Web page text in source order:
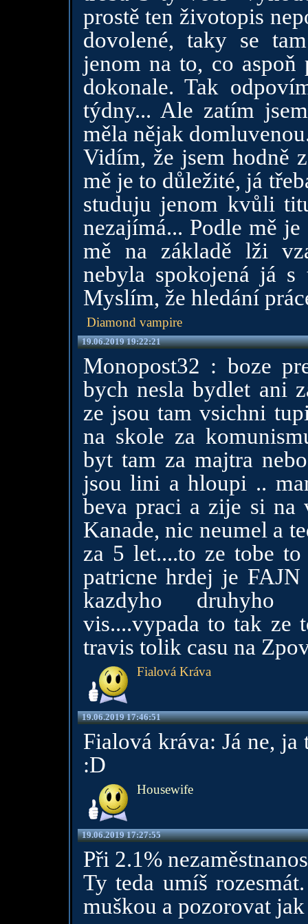
prostě ten životopis
dovolené, taky se
jenom na to, co aspoň
dokonale. Tak
týdny... Ale zatím
měla nějak
Vidím, že jsem hodně
mě je to důležité, já
studuju jenom kvůli
nezajímá... Podle mě
mě na základě lži
nebyla spokojená já
Myslím, že hledání
Diamond vampire
19.06.2019 19:22:21
Monopost32 : boze
bych nesla bydlet ani
ze jsou tam vsichni
na skole za
byt tam za majtra
jsou lini a hloupi ..
beva praci a zije si na
Kanade, nic neumel a
za 5 let....to ze tobe
patricne hrdej je
kazdyho druhyho
vis....vypada to tak ze
travis tolik casu na
Fialová Kráva
19.06.2019 17:46:51
Fialová kráva: Já ne,
:D
Housewife
19.06.2019 17:27:55
Při 2.1%
Ty teda umíš
muškou a pozorovat